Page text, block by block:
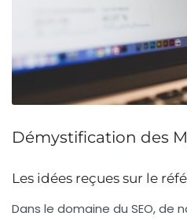
Démystification des
Les idées reçues sur le
Dans le domaine du SEO, de